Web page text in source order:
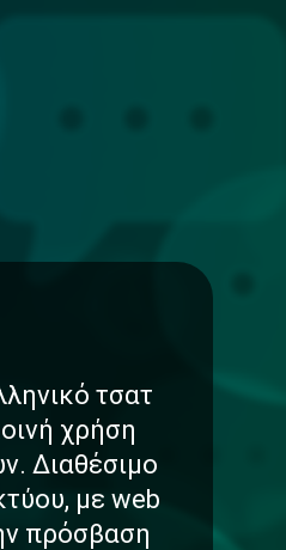
τσατ
χρήση
Διαθέσιμο
με web
πρόσβαση